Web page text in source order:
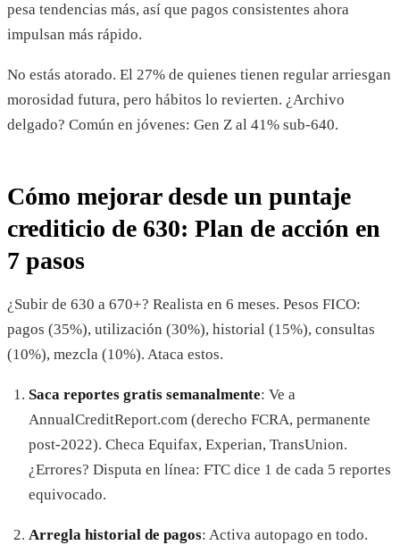
pesa tendencias más, así que pagos consistentes ahora
impulsan más rápido.
No estás atorado. El 27% de quienes tienen regular arriesgan
morosidad futura, pero hábitos lo revierten. ¿Archivo
delgado? Común en jóvenes: Gen Z al 41% sub-640.
Cómo mejorar desde un puntaje
crediticio de 630: Plan de acción en
7 pasos
¿Subir de 630 a 670+? Realista en 6 meses. Pesos FICO:
pagos (35%), utilización (30%), historial (15%), consultas
(10%), mezcla (10%). Ataca estos.
Saca reportes gratis semanalmente: Ve a
AnnualCreditReport.com (derecho FCRA, permanente
post-2022). Checa Equifax, Experian, TransUnion.
¿Errores? Disputa en línea: FTC dice 1 de cada 5 reportes
equivocado.
Arregla historial de pagos: Activa autopago en todo.